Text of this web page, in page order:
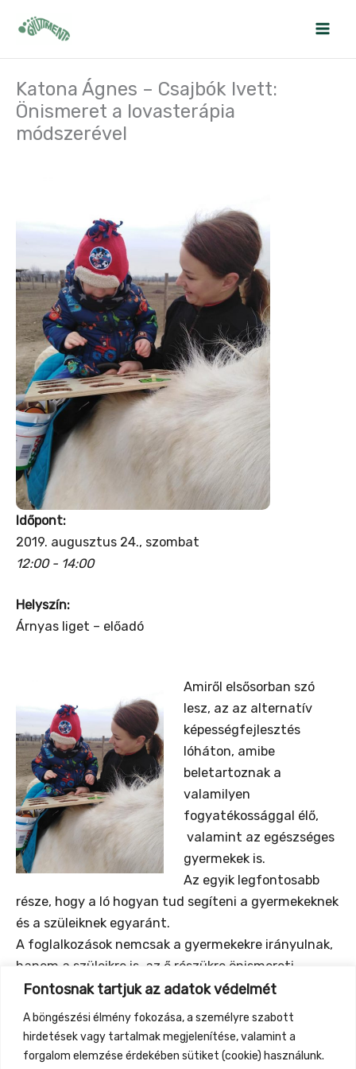
Fontosnak tartjuk az adatok védelmét
A böngészési élmény fokozása, a személyre szabott
hirdetések vagy tartalmak megjelenítése, valamint a
forgalom elemzése érdekében sütiket (cookie) használunk.
Katona Ágnes – Csajbók Ivett:
Önismeret a lovasterápia
módszerével
Időpont:
2019. augusztus 24., szombat
12:00 - 14:00
Helyszín:
Árnyas liget – előadó
Amiről elsősorban szó
lesz, az az alternatív
képességfejlesztés
lóháton, amibe
beletartoznak a
valamilyen
fogyatékossággal élő,
valamint az egészséges
gyermekek is.
Az egyik legfontosabb
része, hogy a ló hogyan tud segíteni a gyermekeknek
és a szüleiknek egyaránt.
A foglalkozások nemcsak a gyermekekre irányulnak,
hanem a szüleikre is, az ő részükre önismereti
tréninget kínálunk.
Akik a foglalkozásokat tartják:
Katona Ágnes
alternatív képességfejlesztő lovasterapeuta és
Csajbók Ivett, gyógypedagógus és képességfejlesztő